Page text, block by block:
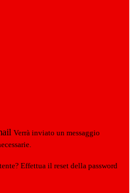
Verrà inviato un messaggio
Effettua il reset della password